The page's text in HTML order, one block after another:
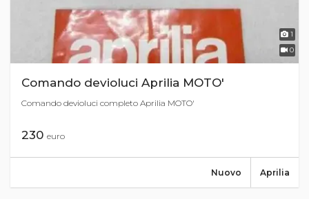
1
0
Comando devioluci Aprilia MOTO'
Comando devioluci completo Aprilia MOTO'
230 euro
Aprilia
Nuovo